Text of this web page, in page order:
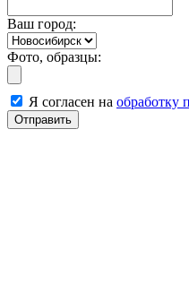
Ваш город:
Фото, образцы:
Я согласен на обработку
Отправить